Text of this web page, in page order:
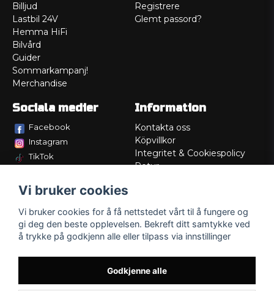
Billjud
Lastbil 24V
Hemma HiFi
Bilvård
Guider
Sommarkampanj!
Merchandise
Registrere
Glemt passord?
Sociala medier
Facebook
Instagram
TikTok
Information
Kontakta oss
Köpvillkor
Integritet & Cookiespolicy
Retur
Lådritning
Om oss
Vi bruker cookies
Vi bruker cookies for å få nettstedet vårt til å fungere og
gi deg den beste opplevelsen. Bekreft ditt samtykke ved
å trykke på godkjenn alle eller tilpass via innstillinger
Godkjenne alle